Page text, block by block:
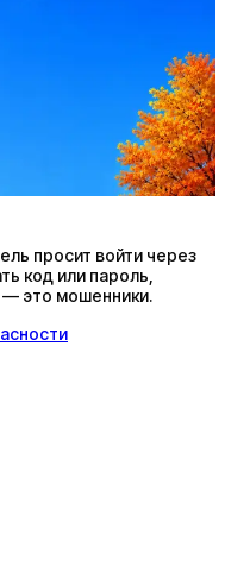
просит войти через
код или пароль,
— это мошенники.